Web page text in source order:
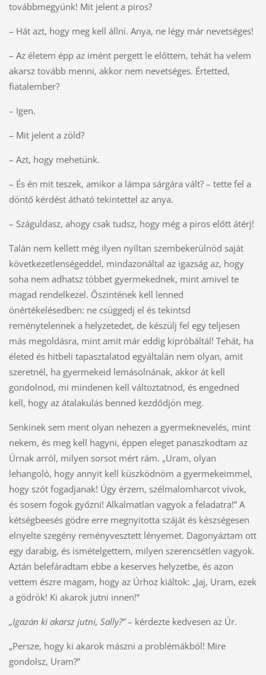
továbbmegyünk! Mit jelent a piros?
– Hát azt, hogy meg kell állni. Anya, ne légy már nevetséges!
– Az életem épp az imént pergett le előttem, tehát ha velem
akarsz tovább menni, akkor nem nevetséges. Értetted,
fiatalember?
– Igen.
– Mit jelent a zöld?
– Azt, hogy mehetünk.
– És én mit teszek, amikor a lámpa sárgára vált? – tette fel a
döntő kérdést átható tekintettel az anya.
– Száguldasz, ahogy csak tudsz, hogy még a piros előtt átérj!
Talán nem kellett még ilyen nyíltan szembekerülnöd saját
következetlenségeddel, mindazonáltal az igazság az, hogy
soha nem adhatsz többet gyermekednek, mint amivel te
magad rendelkezel. Őszintének kell lenned
önértékelésedben: ne csüggedj el és tekintsd
reménytelennek a helyzetedet, de készülj fel egy teljesen
más megoldásra, mint amit már eddig kipróbáltál! Tehát, ha
életed és hitbeli tapasztalatod egyáltalán nem olyan, amit
szeretnél, ha gyermekeid lemásolnának, akkor át kell
gondolnod, mi mindenen kell változtatnod, és engedned
kell, hogy az átalakulás benned kezdődjön meg.
Senkinek sem ment olyan nehezen a gyermeknevelés, mint
nekem, és meg kell hagyni, éppen eleget panaszkodtam az
Úrnak arról, milyen sorsot mért rám. „Uram, olyan
lehangoló, hogy annyit kell küszködnöm a gyermekeimmel,
hogy szót fogadjanak! Úgy érzem, szélmalomharcot vívok,
és sosem fogok győzni! Alkalmatlan vagyok a feladatra!” A
kétségbeesés gödre erre megnyitotta száját és készségesen
elnyelte szegény reményvesztett lényemet. Dagonyáztam ott
egy darabig, és ismételgettem, milyen szerencsétlen vagyok.
Aztán belefáradtam ebbe a keserves helyzetbe, és azon
vettem észre magam, hogy az Úrhoz kiáltok: „Jaj, Uram, ezek
a gödrök! Ki akarok jutni innen!”
„Igazán ki akarsz jutni, Sally?”– kérdezte kedvesen az Úr.
„Persze, hogy ki akarok mászni a problémákból! Mire
gondolsz, Uram?”